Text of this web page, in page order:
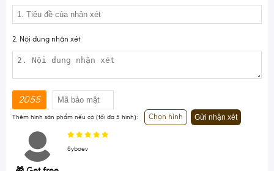
2. Nội dung nhận xét
2055
Thêm hình sản phẩm nếu có (tối đa 5 hình): Chọn hình Gửi nhận xét
8yboev